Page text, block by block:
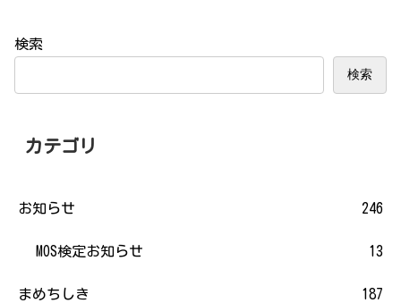
検索
検索
カテゴリ
お知らせ 246
MOS検定お知らせ 13
まめちしき 187